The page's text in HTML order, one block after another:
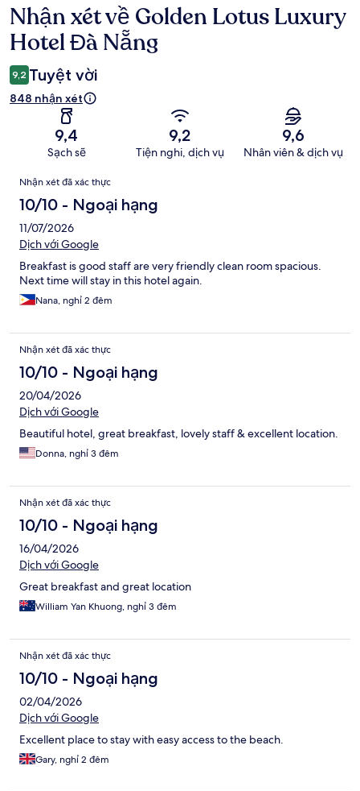
Nhận
xét
Nhận xét về Golden Lotus Luxury
Hotel Đà Nẵng
9,2 Tuyệt vời
848 nhận xét
9,4
Sạch sẽ
9,2
Tiện nghi, dịch vụ
9,6
Nhân viên & dịch vụ
Nhận
xét
Nhận xét đã xác thực
10/10 - Ngoại hạng
11/07/2026
Dịch với Google
Breakfast is good staff are very friendly clean room spacious.
Next time will stay in this hotel again.
Nana, nghỉ 2 đêm
Nhận xét đã xác thực
10/10 - Ngoại hạng
20/04/2026
Dịch với Google
Beautiful hotel, great breakfast, lovely staff & excellent location.
Donna, nghỉ 3 đêm
Nhận xét đã xác thực
10/10 - Ngoại hạng
16/04/2026
Dịch với Google
Great breakfast and great location
William Yan Khuong, nghỉ 3 đêm
Nhận xét đã xác thực
10/10 - Ngoại hạng
02/04/2026
Dịch với Google
Excellent place to stay with easy access to the beach.
Gary, nghỉ 2 đêm